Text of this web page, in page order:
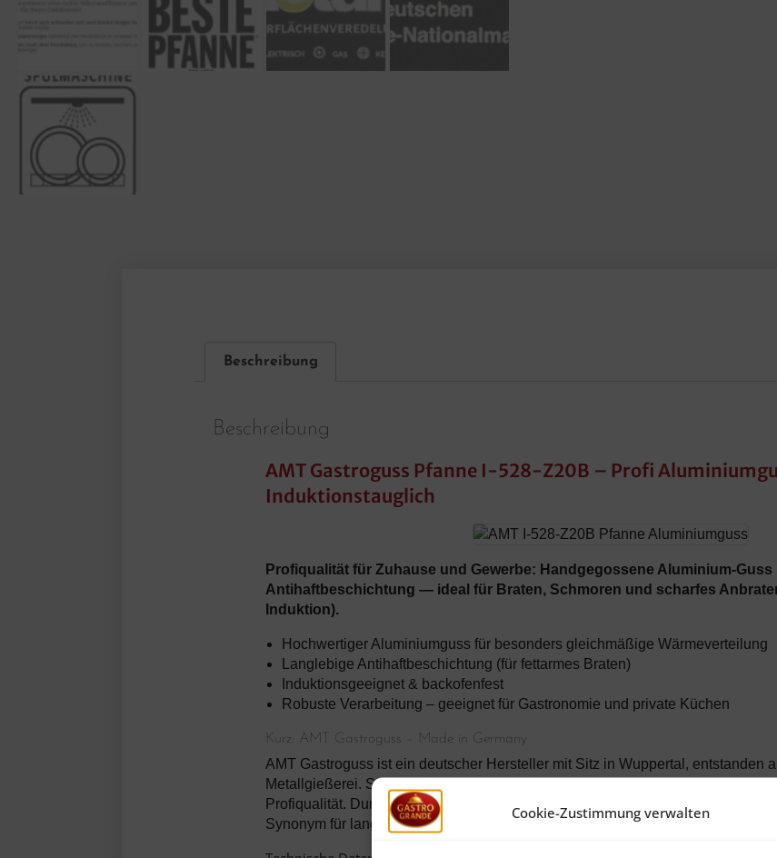
Cookie-Zustimmung verwalten
Beschreibung
Beschreibung
AMT Gastroguss Pfanne I-528-Z20B – Profi
Induktionstauglich
Profiqualität für Zuhause und Gewerbe: Handgegossene Aluminium-
Antihaftbeschichtung — ideal für Braten, Schmoren und scharfes
Induktion).
Hochwertiger Aluminiumguss für besonders gleichmäßige Wärmeverteilung
Langlebige Antihaftbeschichtung (für fettarmes Braten)
Induktionsgeeignet & backofenfest
Robuste Verarbeitung – geeignet für Gastronomie und private Küchen
Kurz: AMT Gastroguss – Made in Germany
AMT Gastroguss ist ein deutscher Hersteller mit Sitz in Wuppertal, entstanden
Metallgießerei. Seit den 1990er Jahren entwickelt AMT handgegossene
Profiqualität. Durch enge Zusammenarbeit mit Spitzenköchen und
Synonym für langlebiges, leistungsstarkes Kochgeschirr etabliert.